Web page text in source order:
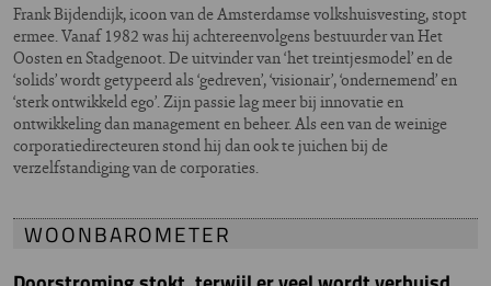
Frank Bijdendijk, icoon van de Amsterdamse volkshuisvesting, stopt
ermee. Vanaf 1982 was hij achtereenvolgens bestuurder van Het
Oosten en Stadgenoot. De uitvinder van ‘het treintjesmodel’ en de
‘solids’ wordt getypeerd als ‘gedreven’, ‘visionair’, ‘ondernemend’ en
‘sterk ontwikkeld ego’. Zijn passie lag meer bij innovatie en
ontwikkeling dan management en beheer. Als een van de weinige
corporatiedirecteuren stond hij dan ook te juichen bij de
verzelfstandiging van de corporaties.
WOONBAROMETER